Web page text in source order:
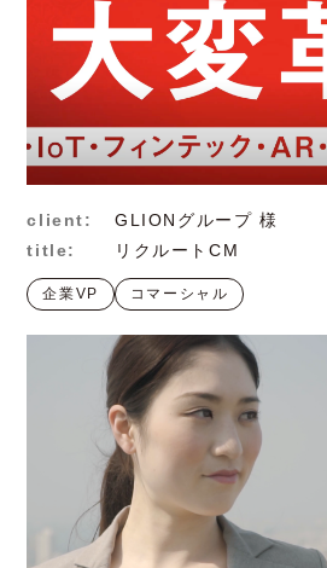
client:
GLIONグループ 様
title:
リクルートCM
企業VP コマーシャル